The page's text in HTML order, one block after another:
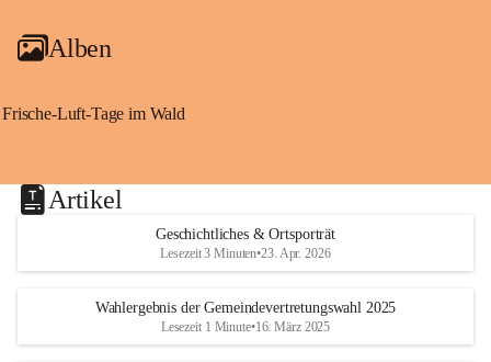
Alben
Frische-Luft-Tage im Wald
Artikel
Geschichtliches & Ortsporträt
Lesezeit 3 Minuten•23. Apr. 2026
Wahlergebnis der Gemeindevertretungswahl 2025
Lesezeit 1 Minute•16. März 2025